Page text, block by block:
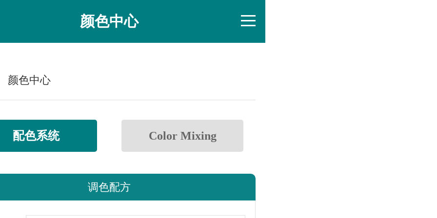
颜色中心
颜色中心
配色系统 Color Mixing
调色配方